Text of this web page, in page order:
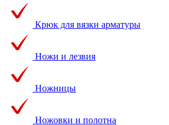
Крюк для вязки арматуры
Ножи и лезвия
Ножницы
Ножовки и полотна